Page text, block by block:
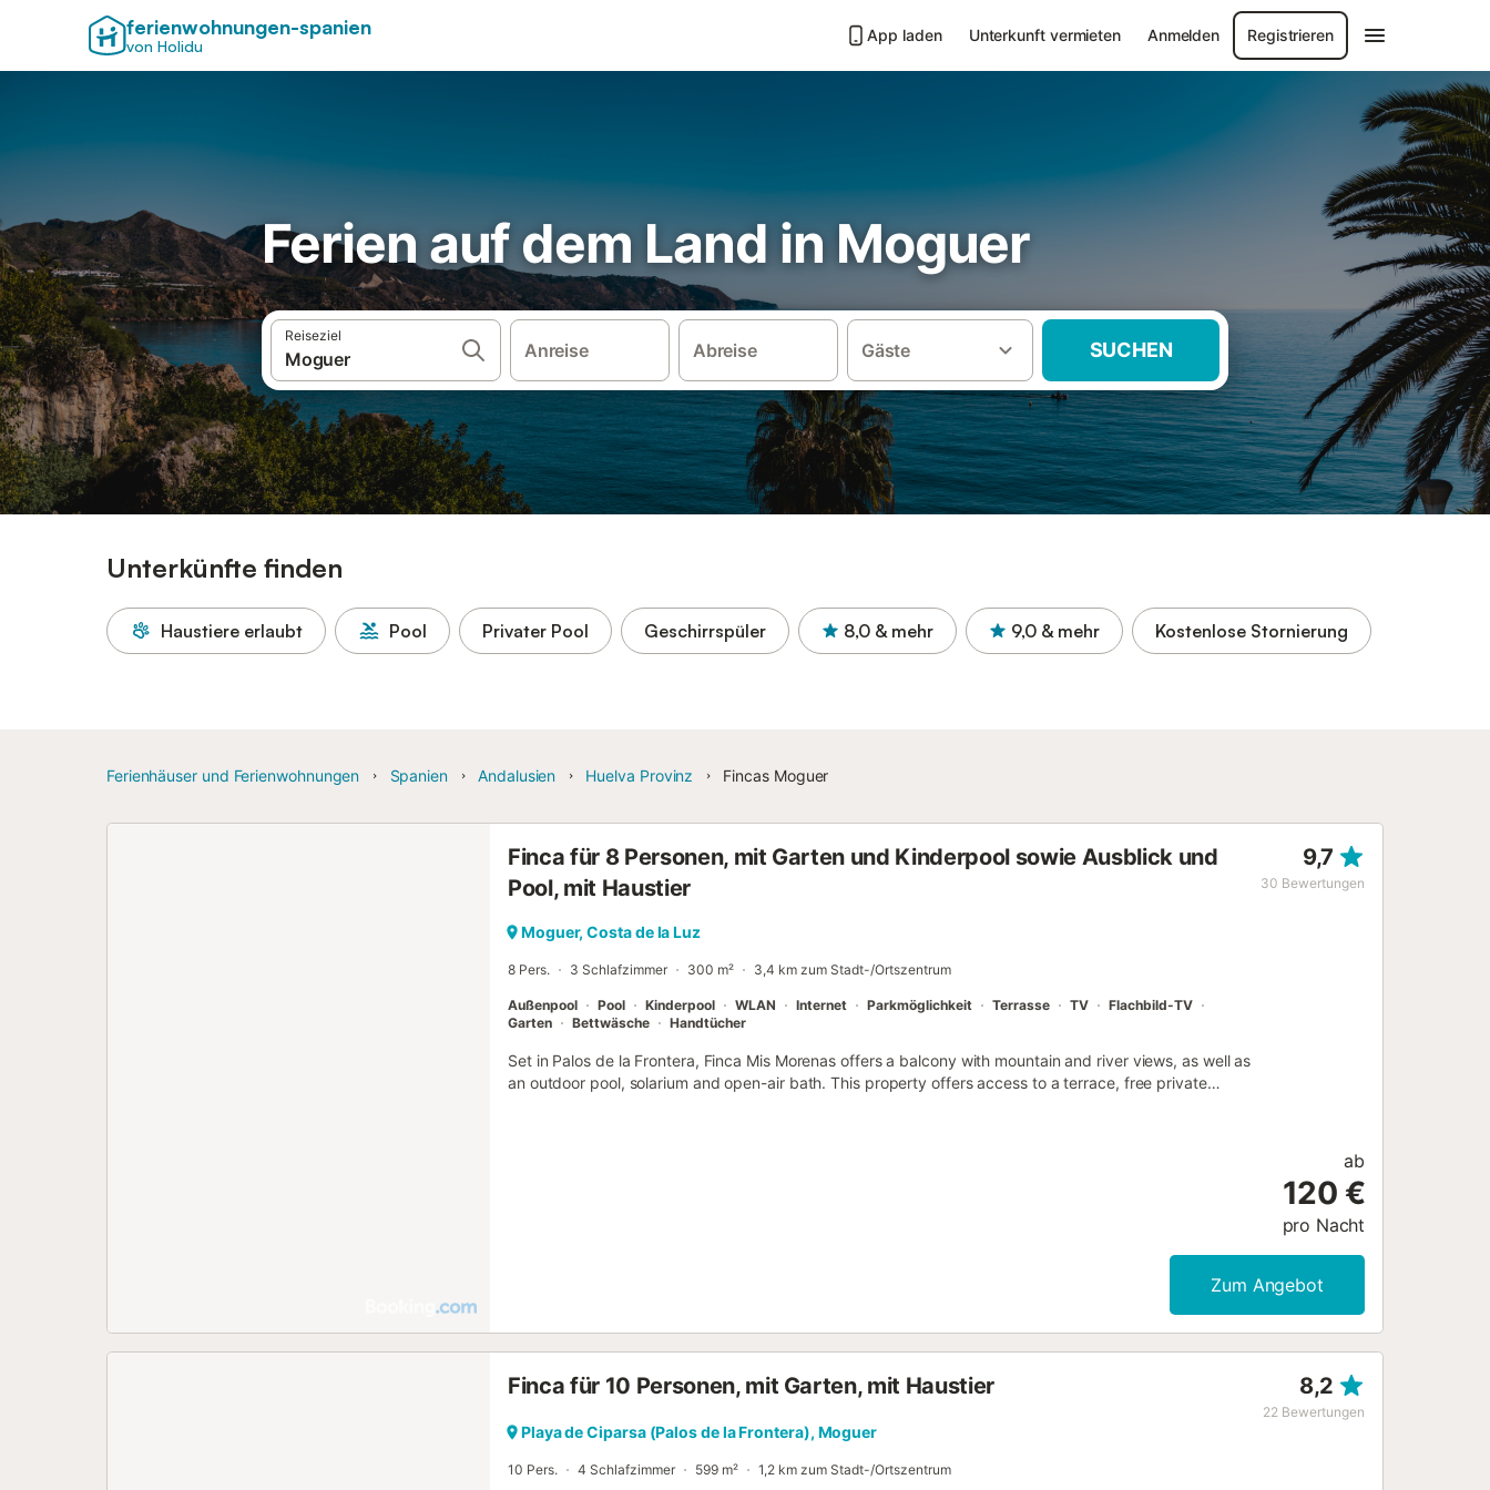
ferienwohnungen-spanien
von Holidu
App laden Unterkunft vermieten Anmelden Registrieren
Ferien auf dem Land in Moguer
Reiseziel
Anreise Abreise Gäste SUCHEN
Unterkünfte finden
Haustiere erlaubt Pool Privater Pool Geschirrspüler 8,0 & mehr 9,0 & mehr Kostenlose Stornierung
Ferienhäuser und Ferienwohnungen Spanien Andalusien Huelva Provinz Fincas Moguer
Finca für 8 Personen, mit Garten und Kinderpool sowie Ausblick und
Pool, mit Haustier
9,7
30 Bewertungen
Moguer, Costa de la Luz
8 Pers. 3 Schlafzimmer 300 m² 3,4 km zum Stadt-/Ortszentrum
Außenpool Pool Kinderpool WLAN Internet Parkmöglichkeit Terrasse TV
Flachbild-TV
Garten
Bettwäsche Handtücher
Set in Palos de la Frontera, Finca Mis Morenas offers a balcony with mountain and river views, as well as
an outdoor pool, solarium and open-air bath. This property offers access to a terrace, free private
ab
120 €
pro Nacht
Zum Angebot
Finca für 10 Personen, mit Garten, mit Haustier 8,2
22 Bewertungen
Playa de Ciparsa (Palos de la Frontera), Moguer
10 Pers. 4 Schlafzimmer 599 m² 1,2 km zum Stadt-/Ortszentrum